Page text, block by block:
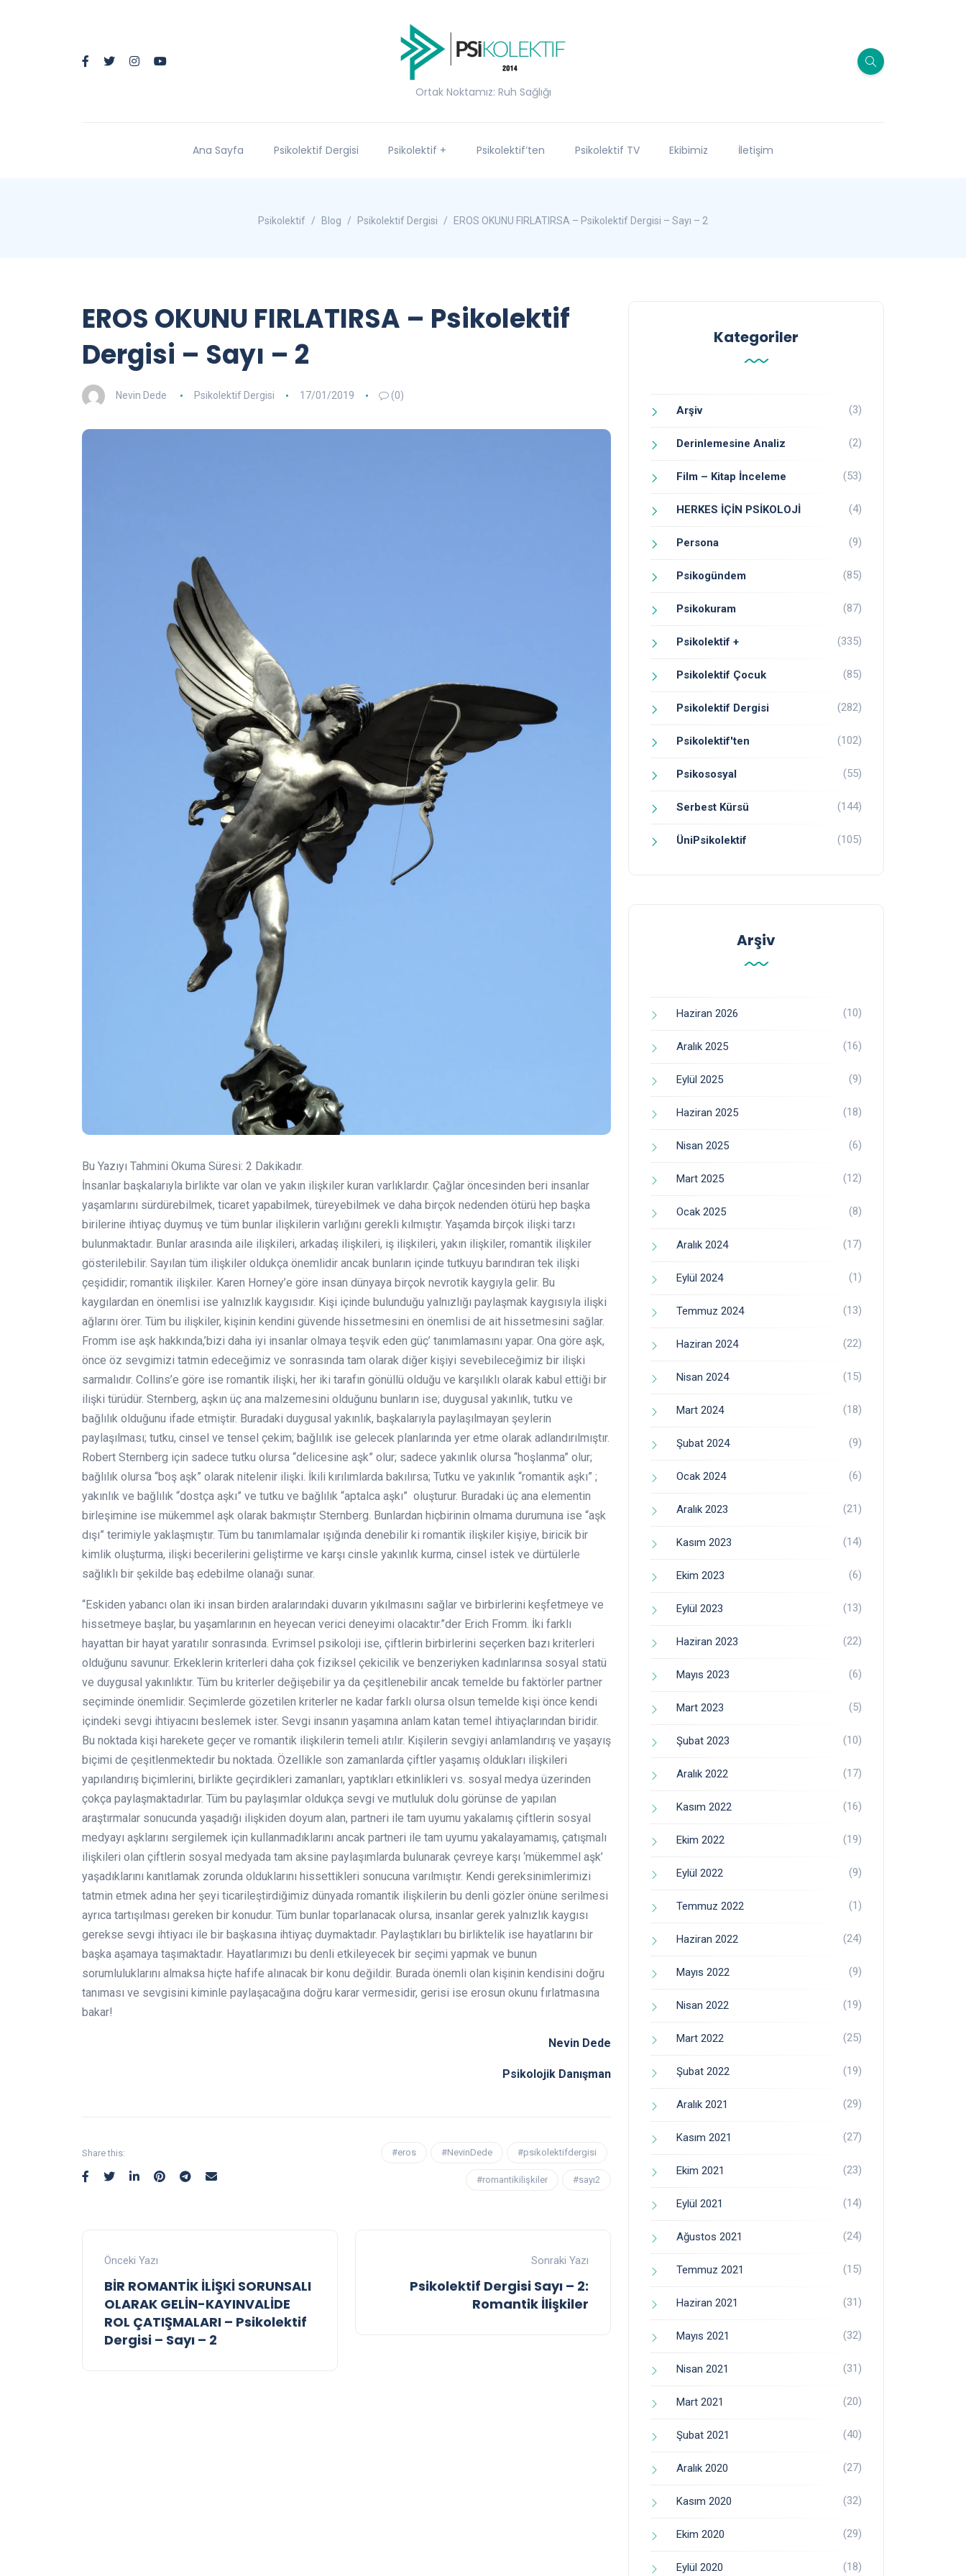
Ortak Noktamız: Ruh Sağlığı
Ana Sayfa Psikolektif Dergisi Psikolektif + Psikolektif’ten Psikolektif TV Ekibimiz İletişim
Psikolektif Blog Psikolektif Dergisi EROS OKUNU FIRLATIRSA – Psikolektif Dergisi – Sayı – 2
EROS OKUNU FIRLATIRSA – Psikolektif
Dergisi – Sayı – 2
Nevin Dede Psikolektif Dergisi 17/01/2019 (0)
Bu Yazıyı Tahmini Okuma Süresi: 2 Dakikadır.
İnsanlar başkalarıyla birlikte var olan ve yakın ilişkiler kuran varlıklardır. Çağlar öncesinden beri insanlar
yaşamlarını sürdürebilmek, ticaret yapabilmek, türeyebilmek ve daha birçok nedenden ötürü hep başka
birilerine ihtiyaç duymuş ve tüm bunlar ilişkilerin varlığını gerekli kılmıştır. Yaşamda birçok ilişki tarzı
bulunmaktadır. Bunlar arasında aile ilişkileri, arkadaş ilişkileri, iş ilişkileri, yakın ilişkiler, romantik ilişkiler
gösterilebilir. Sayılan tüm ilişkiler oldukça önemlidir ancak bunların içinde tutkuyu barındıran tek ilişki
çeşididir; romantik ilişkiler. Karen Horney’e göre insan dünyaya birçok nevrotik kaygıyla gelir. Bu
kaygılardan en önemlisi ise yalnızlık kaygısıdır. Kişi içinde bulunduğu yalnızlığı paylaşmak kaygısıyla ilişki
ağlarını örer. Tüm bu ilişkiler, kişinin kendini güvende hissetmesini en önemlisi de ait hissetmesini sağlar.
Fromm ise aşk hakkında,’bizi daha iyi insanlar olmaya teşvik eden güç’ tanımlamasını yapar. Ona göre aşk,
önce öz sevgimizi tatmin edeceğimiz ve sonrasında tam olarak diğer kişiyi sevebileceğimiz bir ilişki
sarmalıdır. Collins’e göre ise romantik ilişki, her iki tarafın gönüllü olduğu ve karşılıklı olarak kabul ettiği bir
ilişki türüdür. Sternberg, aşkın üç ana malzemesini olduğunu bunların ise; duygusal yakınlık, tutku ve
bağlılık olduğunu ifade etmiştir. Buradaki duygusal yakınlık, başkalarıyla paylaşılmayan şeylerin
paylaşılması; tutku, cinsel ve tensel çekim; bağlılık ise gelecek planlarında yer etme olarak adlandırılmıştır.
Robert Sternberg için sadece tutku olursa “delicesine aşk” olur; sadece yakınlık olursa “hoşlanma” olur;
bağlılık olursa “boş aşk” olarak nitelenir ilişki. İkili kırılımlarda bakılırsa; Tutku ve yakınlık “romantik aşkı” ;
yakınlık ve bağlılık “dostça aşkı” ve tutku ve bağlılık “aptalca aşkı” oluşturur. Buradaki üç ana elementin
birleşimine ise mükemmel aşk olarak bakmıştır Sternberg. Bunlardan hiçbirinin olmama durumuna ise “aşk
dışı” terimiyle yaklaşmıştır. Tüm bu tanımlamalar ışığında denebilir ki romantik ilişkiler kişiye, biricik bir
kimlik oluşturma, ilişki becerilerini geliştirme ve karşı cinsle yakınlık kurma, cinsel istek ve dürtülerle
sağlıklı bir şekilde baş edebilme olanağı sunar.
“Eskiden yabancı olan iki insan birden aralarındaki duvarın yıkılmasını sağlar ve birbirlerini keşfetmeye ve
hissetmeye başlar, bu yaşamlarının en heyecan verici deneyimi olacaktır.”der Erich Fromm. İki farklı
hayattan bir hayat yaratılır sonrasında. Evrimsel psikoloji ise, çiftlerin birbirlerini seçerken bazı kriterleri
olduğunu savunur. Erkeklerin kriterleri daha çok fiziksel çekicilik ve benzeriyken kadınlarınsa sosyal statü
ve duygusal yakınlıktır. Tüm bu kriterler değişebilir ya da çeşitlenebilir ancak temelde bu faktörler partner
seçiminde önemlidir. Seçimlerde gözetilen kriterler ne kadar farklı olursa olsun temelde kişi önce kendi
içindeki sevgi ihtiyacını beslemek ister. Sevgi insanın yaşamına anlam katan temel ihtiyaçlarından biridir.
Bu noktada kişi harekete geçer ve romantik ilişkilerin temeli atılır. Kişilerin sevgiyi anlamlandırış ve yaşayış
biçimi de çeşitlenmektedir bu noktada. Özellikle son zamanlarda çiftler yaşamış oldukları ilişkileri
yapılandırış biçimlerini, birlikte geçirdikleri zamanları, yaptıkları etkinlikleri vs. sosyal medya üzerinden
çokça paylaşmaktadırlar. Tüm bu paylaşımlar oldukça sevgi ve mutluluk dolu görünse de yapılan
araştırmalar sonucunda yaşadığı ilişkiden doyum alan, partneri ile tam uyumu yakalamış çiftlerin sosyal
medyayı aşklarını sergilemek için kullanmadıklarını ancak partneri ile tam uyumu yakalayamamış, çatışmalı
ilişkileri olan çiftlerin sosyal medyada tam aksine paylaşımlarda bulunarak çevreye karşı ‘mükemmel aşk’
yaşadıklarını kanıtlamak zorunda olduklarını hissettikleri sonucuna varılmıştır. Kendi gereksinimlerimizi
tatmin etmek adına her şeyi ticarileştirdiğimiz dünyada romantik ilişkilerin bu denli gözler önüne serilmesi
ayrıca tartışılması gereken bir konudur. Tüm bunlar toparlanacak olursa, insanlar gerek yalnızlık kaygısı
gerekse sevgi ihtiyacı ile bir başkasına ihtiyaç duymaktadır. Paylaştıkları bu birliktelik ise hayatlarını bir
başka aşamaya taşımaktadır. Hayatlarımızı bu denli etkileyecek bir seçimi yapmak ve bunun
sorumluluklarını almaksa hiçte hafife alınacak bir konu değildir. Burada önemli olan kişinin kendisini doğru
tanıması ve sevgisini kiminle paylaşacağına doğru karar vermesidir, gerisi ise erosun okunu fırlatmasına
bakar!
Nevin Dede
Psikolojik Danışman
Share this: #eros #NevinDede #psikolektifdergisi
#romantikilişkiler #sayı2
Önceki Yazı
BİR ROMANTİK İLİŞKİ SORUNSALI
OLARAK GELİN-KAYINVALİDE
ROL ÇATIŞMALARI – Psikolektif
Dergisi – Sayı – 2
Sonraki Yazı
Psikolektif Dergisi Sayı – 2:
Romantik İlişkiler
Kategoriler
Arşiv (3)
Derinlemesine Analiz (2)
Film – Kitap İnceleme (53)
HERKES İÇİN PSİKOLOJİ (4)
Persona (9)
Psikogündem (85)
Psikokuram (87)
Psikolektif + (335)
Psikolektif Çocuk (85)
Psikolektif Dergisi (282)
Psikolektif'ten (102)
Psikososyal (55)
Serbest Kürsü (144)
ÜniPsikolektif (105)
Arşiv
Haziran 2026 (10)
Aralık 2025 (16)
Eylül 2025 (9)
Haziran 2025 (18)
Nisan 2025 (6)
Mart 2025 (12)
Ocak 2025 (8)
Aralık 2024 (17)
Eylül 2024 (1)
Temmuz 2024 (13)
Haziran 2024 (22)
Nisan 2024 (15)
Mart 2024 (18)
Şubat 2024 (9)
Ocak 2024 (6)
Aralık 2023 (21)
Kasım 2023 (14)
Ekim 2023 (6)
Eylül 2023 (13)
Haziran 2023 (22)
Mayıs 2023 (6)
Mart 2023 (5)
Şubat 2023 (10)
Aralık 2022 (17)
Kasım 2022 (16)
Ekim 2022 (19)
Eylül 2022 (9)
Temmuz 2022 (1)
Haziran 2022 (24)
Mayıs 2022 (9)
Nisan 2022 (19)
Mart 2022 (25)
Şubat 2022 (19)
Aralık 2021 (29)
Kasım 2021 (27)
Ekim 2021 (23)
Eylül 2021 (14)
Ağustos 2021 (24)
Temmuz 2021 (15)
Haziran 2021 (31)
Mayıs 2021 (32)
Nisan 2021 (31)
Mart 2021 (20)
Şubat 2021 (40)
Aralık 2020 (27)
Kasım 2020 (32)
Ekim 2020 (29)
Eylül 2020 (18)